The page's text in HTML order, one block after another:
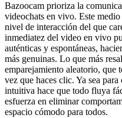
Bazoocam prioriza la
videochats en vivo. Este
nivel de interacción del que
inmediatez del video en vivo
auténticas y espontáneas,
más genuinas. Lo que más
emparejamiento aleatorio, que
vez que haces clic. Ya sea
intuitiva hace que todo fluya
esfuerza en eliminar
espacio cómodo para todos.